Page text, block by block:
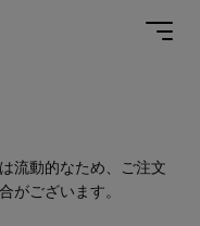
流動的なため、ご注文
がございます。